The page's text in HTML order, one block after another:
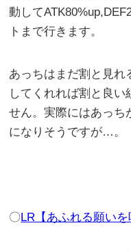
動して
トまで行きます。
あっちはまだ割と見れ
してくれれば割と良い
せん。実際にはあっち
になりそうですが…。
〇LR【あふれる願い